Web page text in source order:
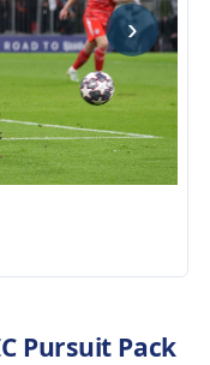
›
Pursuit Pack